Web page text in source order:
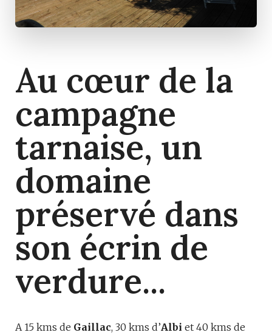
Au cœur de la
campagne
tarnaise, un
domaine
préservé dans
son écrin de
verdure...
A 15 kms de Gaillac, 30 kms d’Albi et 40 kms de